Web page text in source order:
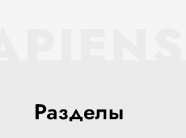
Разделы